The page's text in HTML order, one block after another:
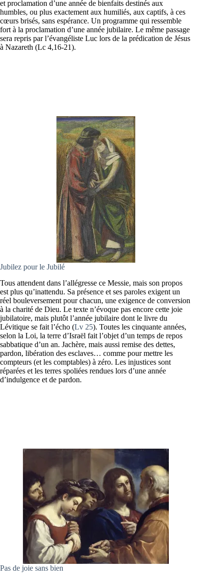
et proclamation d’une année de bienfaits destinés aux
humbles, ou plus exactement aux humiliés, aux captifs, à ces
cœurs brisés, sans espérance. Un programme qui ressemble
fort à la proclamation d’une année jubilaire. Le même passage
sera repris par l’évangéliste Luc lors de la prédication de Jésus
à Nazareth (Lc 4,16-21).
Jubilez pour le Jubilé
Tous attendent dans l’allégresse ce Messie, mais son propos
est plus qu’inattendu. Sa présence et ses paroles exigent un
réel bouleversement pour chacun, une exigence de conversion
à la charité de Dieu. Le texte n’évoque pas encore cette joie
jubilatoire, mais plutôt l’année jubilaire dont le livre du
Lévitique se fait l’écho (Lv 25). Toutes les cinquante années,
selon la Loi, la terre d’Israël fait l’objet d’un temps de repos
sabbatique d’un an. Jachère, mais aussi remise des dettes,
pardon, libération des esclaves… comme pour mettre les
compteurs (et les comptables) à zéro. Les injustices sont
réparées et les terres spoliées rendues lors d’une année
d’indulgence et de pardon.
Pas de joie sans bien